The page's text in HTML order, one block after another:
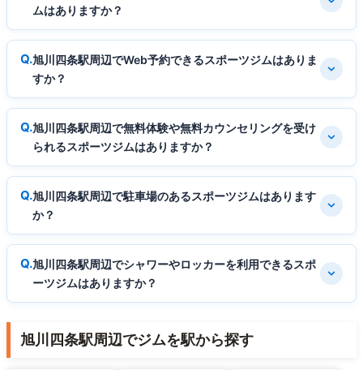
ムはありますか？
旭川四条駅周辺でWeb予約できるスポーツジムはありま
すか？
旭川四条駅周辺で無料体験や無料カウンセリングを受け
られるスポーツジムはありますか？
旭川四条駅周辺で駐車場のあるスポーツジムはあります
か？
旭川四条駅周辺でシャワーやロッカーを利用できるスポ
ーツジムはありますか？
旭川四条駅周辺でジムを駅から探す